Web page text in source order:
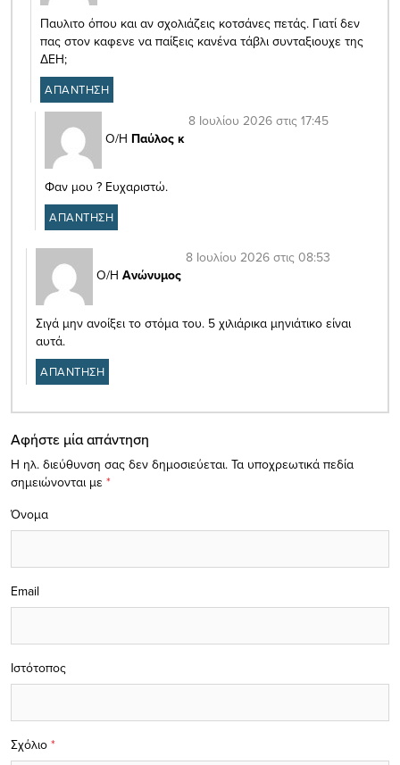
Παυλιτο όπου και αν σχολιάζεις κοτσάνες πετάς. Γιατί δεν
πας στον καφενε να παίξεις κανένα τάβλι συνταξιουχε της
ΔΕΗ;
ΑΠΑΝΤΗΣΗ
Ο/Η Παύλος κ
8 Ιουλίου 2026 στις 17:45
Φαν μου ? Ευχαριστώ.
ΑΠΑΝΤΗΣΗ
Ο/Η Ανώνυμος
8 Ιουλίου 2026 στις 08:53
Σιγά μην ανοίξει το στόμα του. 5 χιλιάρικα μηνιάτικο είναι
αυτά.
ΑΠΑΝΤΗΣΗ
Αφήστε μία απάντηση
Η ηλ. διεύθυνση σας δεν δημοσιεύεται. Τα υποχρεωτικά πεδία
σημειώνονται με *
Σχόλιο *
Όνομα
Email
Ιστότοπος